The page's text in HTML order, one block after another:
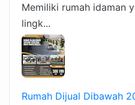
Memiliki rumah idaman
lingk...
Rumah Dijual Dibawah